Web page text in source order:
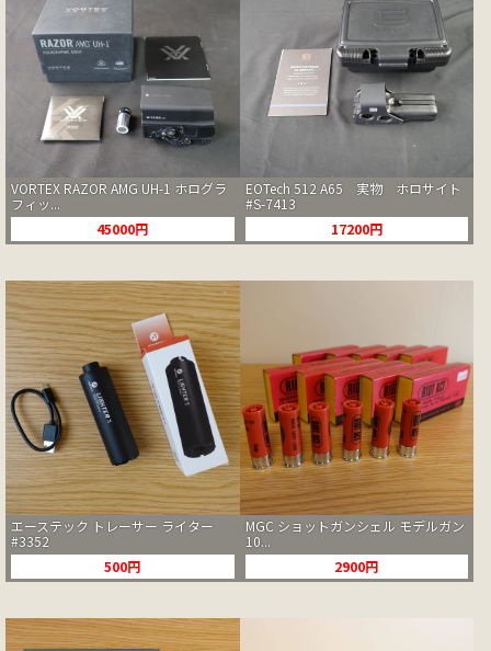
VORTEX RAZOR AMG UH-1 ホログラ
フィッ...
45000円
EOTech 512 A65 実物 ホロサイト
#S-7413
17200円
エーステック トレーサー ライター
#3352
500円
MGC ショットガンシェル モデルガン
10...
2900円